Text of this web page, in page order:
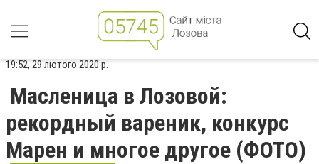
19:52, 29 лютого 2020 р.
Масленица в Лозовой:
рекордный вареник, конкурс
Марен и многое другое (ФОТО)